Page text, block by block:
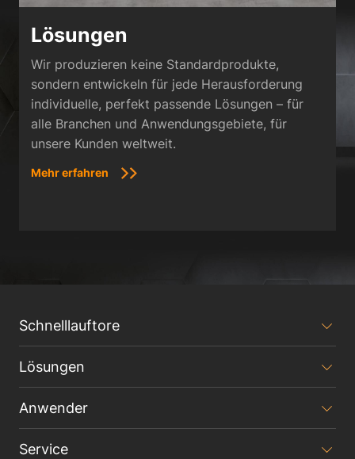
Lösungen
Wir produzieren keine Standardprodukte,
sondern entwickeln für jede Herausforderung
individuelle, perfekt passende Lösungen – für
alle Branchen und Anwendungsgebiete, für
unsere Kunden weltweit.
Mehr erfahren
Schnelllauftore
Lösungen
Anwender
Service